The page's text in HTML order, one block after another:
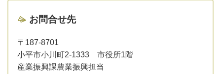
お問合せ先
〒187-8701
小平市小川町2-1333 市役所1階
産業振興課農業振興担当